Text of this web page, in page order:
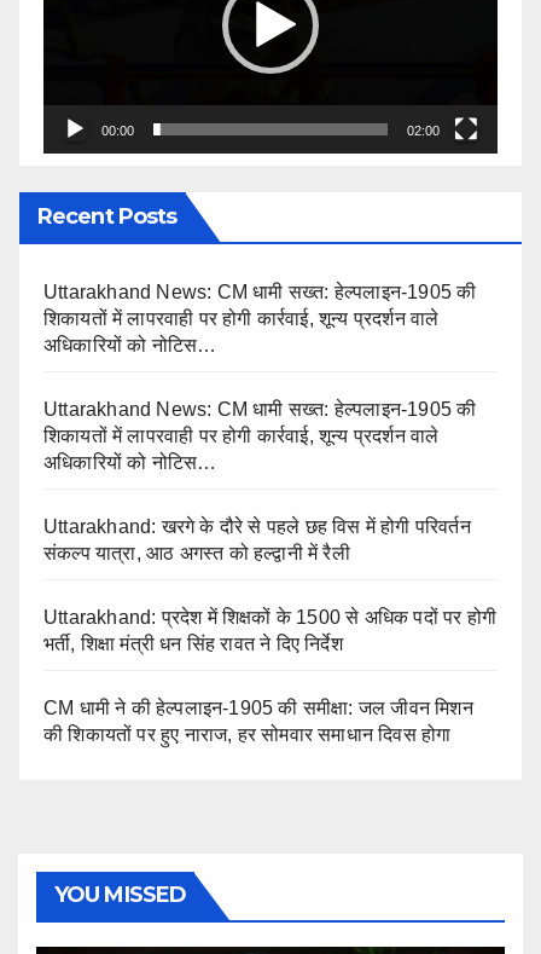
00:00 02:00
Recent Posts
Uttarakhand News: CM धामी सख्त: हेल्पलाइन-1905 की
शिकायतों में लापरवाही पर होगी कार्रवाई, शून्य प्रदर्शन वाले
अधिकारियों को नोटिस…
Uttarakhand News: CM धामी सख्त: हेल्पलाइन-1905 की
शिकायतों में लापरवाही पर होगी कार्रवाई, शून्य प्रदर्शन वाले
अधिकारियों को नोटिस…
Uttarakhand: खरगे के दौरे से पहले छह विस में होगी परिवर्तन
संकल्प यात्रा, आठ अगस्त को हल्द्वानी में रैली
Uttarakhand: प्रदेश में शिक्षकों के 1500 से अधिक पदों पर होगी
भर्ती, शिक्षा मंत्री धन सिंह रावत ने दिए निर्देश
CM धामी ने की हेल्पलाइन-1905 की समीक्षा: जल जीवन मिशन
की शिकायतों पर हुए नाराज, हर सोमवार समाधान दिवस होगा
YOU MISSED